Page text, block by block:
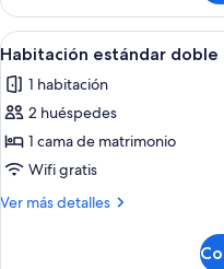
doble
superior
Abrir
todas
las
fotos
de
Habitación
estándar
5
Habitación estándar doble
1 habitación
2 huéspedes
1 cama de matrimonio
Wifi gratis
Ver más detalles
Más